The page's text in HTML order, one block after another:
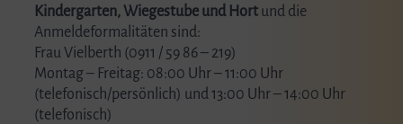
Kindergarten, Wiegestube und Hort und die
Anmeldeformalitäten sind:
Frau Vielberth (0911 / 59 86 – 219)
Montag – Freitag: 08:00 Uhr – 11:00 Uhr
(telefonisch/persönlich) und 13:00 Uhr – 14:00 Uhr
(telefonisch)